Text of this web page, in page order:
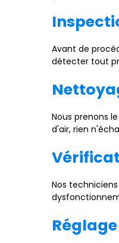
Avant de
détecter tout
Nous prenons
d'air, rien
Nos